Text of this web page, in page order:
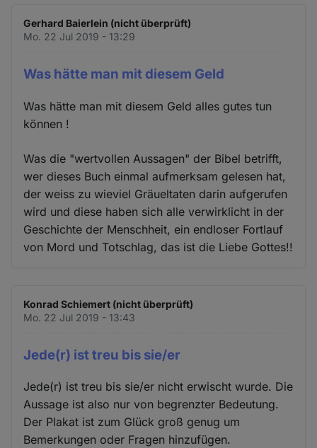
Gerhard Baierlein (nicht überprüft)
Mo. 22 Jul 2019 - 13:29
Was hätte man mit diesem Geld
Was hätte man mit diesem Geld alles gutes tun
können !
Was die "wertvollen Aussagen" der Bibel betrifft,
wer dieses Buch einmal aufmerksam gelesen hat,
der weiss zu wieviel Gräueltaten darin aufgerufen
wird und diese haben sich alle verwirklicht in der
Geschichte der Menschheit, ein endloser Fortlauf
von Mord und Totschlag, das ist die Liebe Gottes!!
Konrad Schiemert (nicht überprüft)
Mo. 22 Jul 2019 - 13:43
Jede(r) ist treu bis sie/er
Jede(r) ist treu bis sie/er nicht erwischt wurde. Die
Aussage ist also nur von begrenzter Bedeutung.
Der Plakat ist zum Glück groß genug um
Bemerkungen oder Fragen hinzufügen.